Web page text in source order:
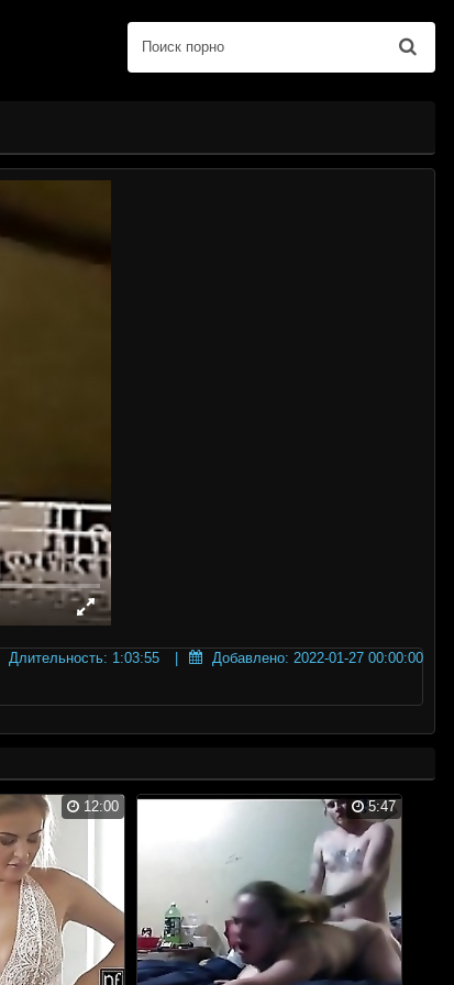
Длительность: 1:03:55
Добавлено: 2022-01-27 00:00:00
12:00 5:47